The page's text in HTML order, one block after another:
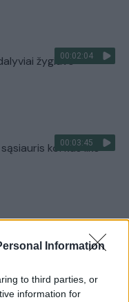
Information
to third parties, or
information for
00:02:04
žygiavo
00:03:45
kol kas liks
paskelbti Metų